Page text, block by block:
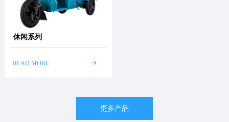
休闲系列
READ MORE ꁹ
更多产品